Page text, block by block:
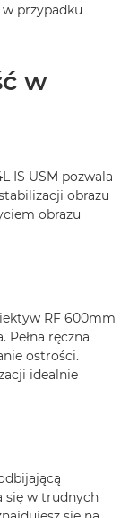
w przypadku
w
IS USM pozwala
obrazu
obrazu
RF 600mm
Pełna ręczna
ostrości.
idealnie
się w trudnych